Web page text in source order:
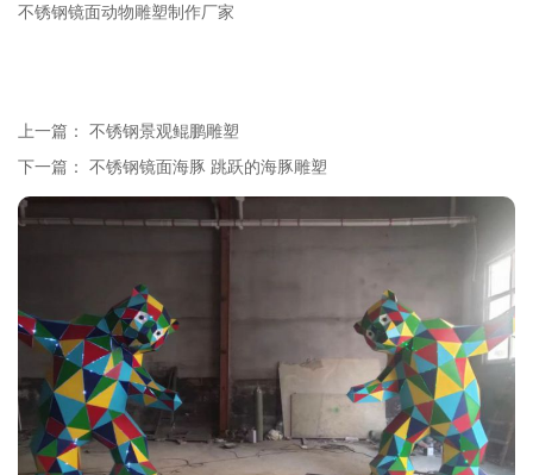
不锈钢镜面动物雕塑制作厂家
上一篇： 不锈钢景观鲲鹏雕塑
下一篇： 不锈钢镜面海豚 跳跃的海豚雕塑